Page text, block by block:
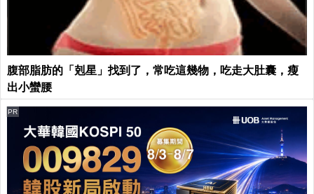
腹部脂肪的「剋星」找到了，常吃這幾物，吃走大肚囊，瘦
出小蠻腰
PR